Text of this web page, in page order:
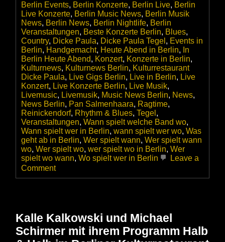
Berlin Events, Berlin Konzerte, Berlin Live, Berlin
Live Konzerte, Berlin Music News, Berlin Musik
News, Berlin News, Berlin Nightlife, Berlin
Veranstaltungen, Beste Konzerte Berlin, Blues,
Country, Dicke Paula, Dicke Paula Tegel , Events in
Berlin, Handgemacht, Heute Abend in Berlin, In
Berlin Heute Abend, Konzert, Konzerte in Berlin,
Kulturnews, Kulturnews Berlin, Kulturrestaurant
Dicke Paula, Live Gigs Berlin, Live in Berlin, Live
Konzert, Live Konzerte Berlin, Live Musik,
Livemusic, Livemusik, Music News Berlin, News,
News Berlin, Pan Salmenhaara, Ragtime,
Reinickendorf, Rhythm & Blues, Tegel ,
Veranstaltungen, Wann spielt welche Band wo,
Wann spielt wer in Berlin, wann spielt wer wo, Was
geht ab in Berlin, Wer spielt wann, Wer spielt wann
wo, Wer spielt wo, wer spielt wo in Berlin, Wer
spielt wo wann, Wo spielt wer in Berlin
Leave a
Commenton
Pan
Ragtime
im
Kulturrestaurant
Kalle Kalkowski und Michael
Schirmer mit ihrem Programm Halb